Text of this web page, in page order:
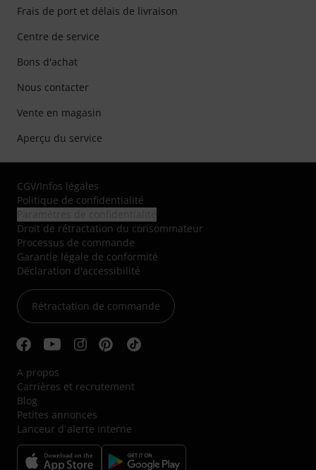
Frais de port et délais de livraison
Centre de service
Bons d'achat
Nous contacter
Vente en magasin
Aperçu du service
CGV/Infos légales
Politique de confidentialité
Droit de rétractation du consommateur
Processus de commande
Garantie légale de conformité
Déclaration d'accessibilité
Rétractation de commande
A propos
Carrières et recrutement
Blog
Petites annonces
Lanceur d´alerte interne